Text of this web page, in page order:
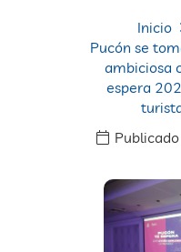
Inicio
Pucón se
ambiciosa
espera